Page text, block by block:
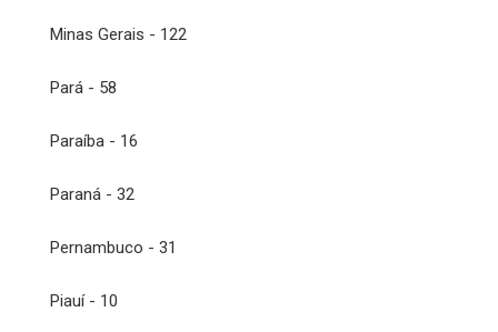
Minas Gerais - 122
Pará - 58
Paraíba - 16
Paraná - 32
Pernambuco - 31
Piauí - 10